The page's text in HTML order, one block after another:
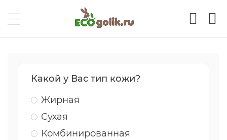
Какой у Вас тип кожи?
Жирная
Сухая
Комбинированная